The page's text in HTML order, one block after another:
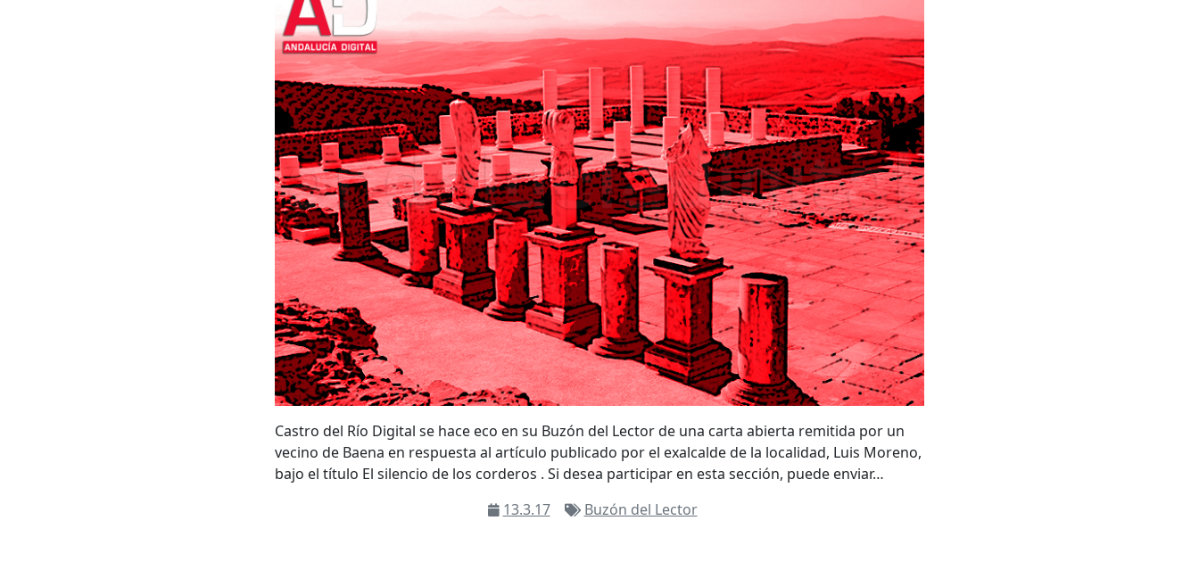
Castro del Río Digital se hace eco en su Buzón del Lector de una carta abierta remitida por un
vecino de Baena en respuesta al artículo publicado por el exalcalde de la localidad, Luis Moreno,
bajo el título El silencio de los corderos . Si desea participar en esta sección, puede enviar…
13.3.17
Buzón del Lector